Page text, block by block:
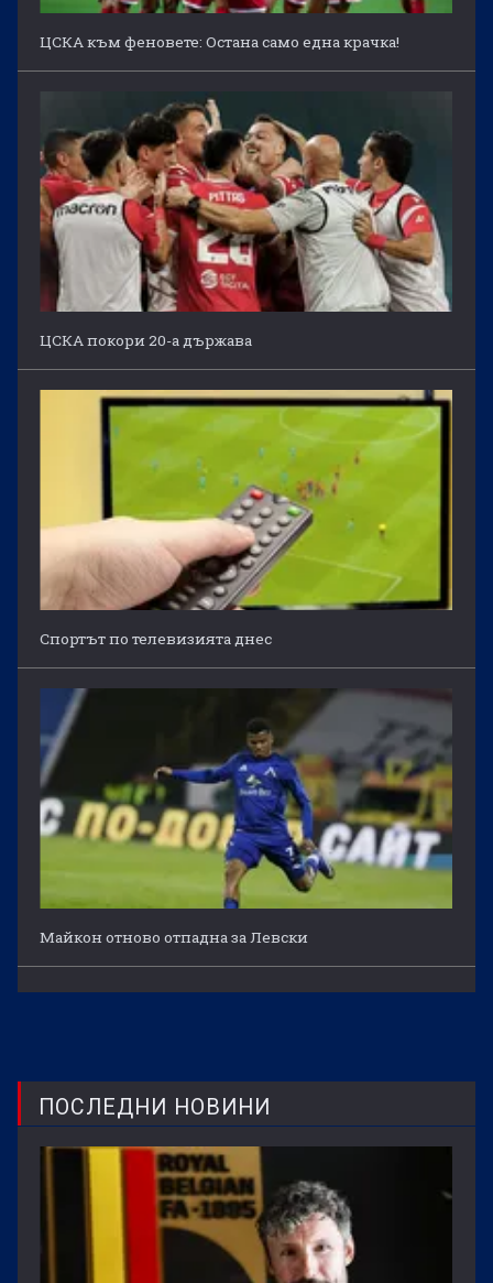
ЦСКА към феновете: Остана само една крачка!
ЦСКА покори 20-а държава
Спортът по телевизията днес
Майкон отново отпадна за Левски
ПОСЛЕДНИ НОВИНИ